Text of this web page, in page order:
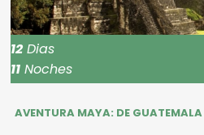
12Dias
Noches
AVENTURA MAYA: DE GUATEMALA